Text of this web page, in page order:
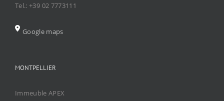
Tel.: +39 02 7773111
Google maps
MONTPELLIER
Immeuble APEX